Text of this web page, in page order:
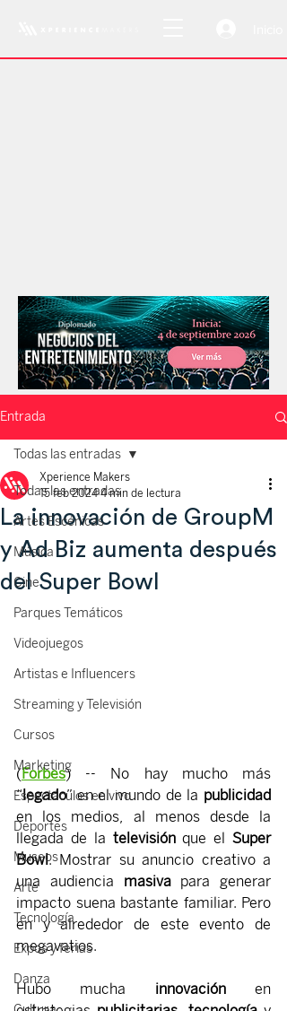
Entrada
Todas las entradas
Artes Escénicas
Música
Cine
Parques Temáticos
Videojuegos
Artistas e Influencers
Streaming y Televisión
Cursos
Marketing
Espectáculos en vivo
Deportes
Museos
Arte
Tecnología
Expos y ferias
Danza
Todas las entradas
La innovación de GroupM
y Ad Biz aumenta después
del Super Bowl
Xperience Makers
15 feb 2024 4 min de lectura
(Forbes) -- No hay mucho más
“legado” en el mundo de la
en los medios, al menos desde la
llegada de la televisión que el Super
Bowl. Mostrar su anuncio creativo a
una audiencia masiva para generar
impacto suena bastante familiar. Pero
en y alrededor de este evento de
megavatios.
Hubo mucha innovación en